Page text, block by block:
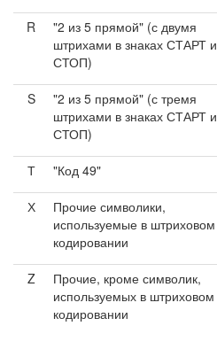
R
"2 из 5 прямой" (с двумя
штрихами в знаках СТАРТ и
СТОП)
S
"2 из 5 прямой" (с тремя
штрихами в знаках СТАРТ и
СТОП)
Т "Код 49"
Х
Прочие символики,
используемые в штриховом
кодировании
Z
Прочие, кроме символик,
используемых в штриховом
кодировании